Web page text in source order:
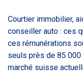
Courtier immobilier,
conseiller auto : ces
ces rémunérations
seuls près de 85
marché suisse